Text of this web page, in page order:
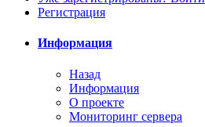
Регистрация
Информация
Назад
Информация
О проекте
Мониторинг сервера